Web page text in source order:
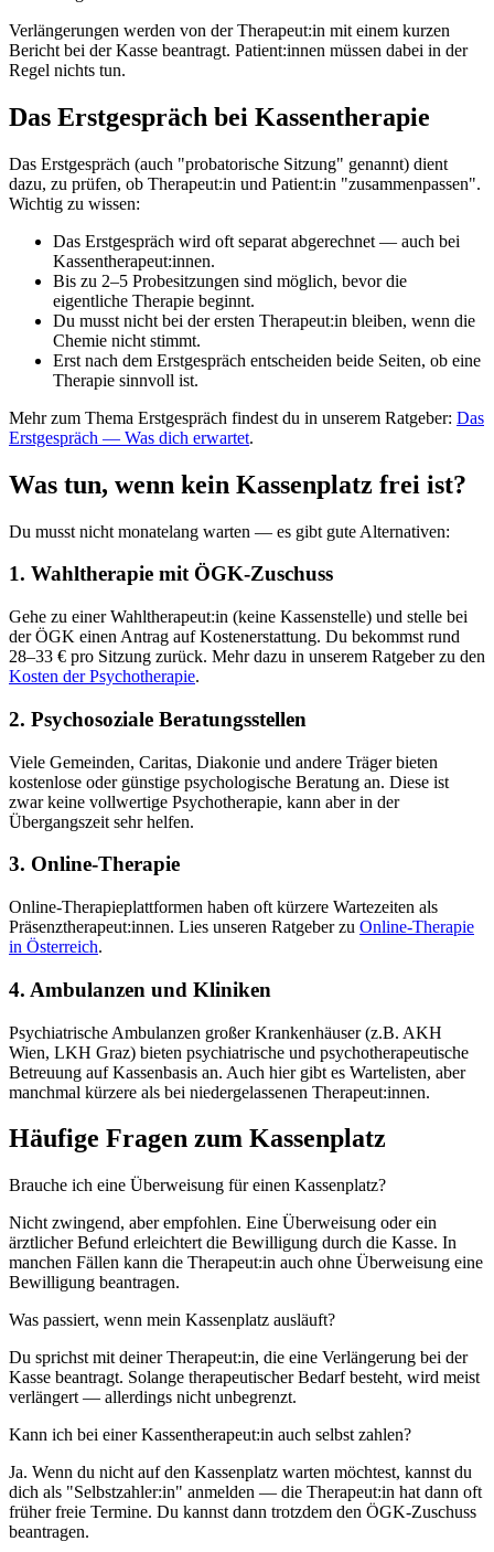
Verlängerungen werden von der Therapeut:in mit einem kurzen
Bericht bei der Kasse beantragt. Patient:innen müssen dabei in der
Regel nichts tun.
Das Erstgespräch bei Kassentherapie
Das Erstgespräch (auch "probatorische Sitzung" genannt) dient
dazu, zu prüfen, ob Therapeut:in und Patient:in "zusammenpassen".
Wichtig zu wissen:
Das Erstgespräch wird oft separat abgerechnet — auch bei
Kassentherapeut:innen.
Bis zu 2–5 Probesitzungen sind möglich, bevor die
eigentliche Therapie beginnt.
Du musst nicht bei der ersten Therapeut:in bleiben, wenn die
Chemie nicht stimmt.
Erst nach dem Erstgespräch entscheiden beide Seiten, ob eine
Therapie sinnvoll ist.
Mehr zum Thema Erstgespräch findest du in unserem Ratgeber: Das
Erstgespräch — Was dich erwartet.
Was tun, wenn kein Kassenplatz frei ist?
Du musst nicht monatelang warten — es gibt gute Alternativen:
1. Wahltherapie mit ÖGK-Zuschuss
Gehe zu einer Wahltherapeut:in (keine Kassenstelle) und stelle bei
der ÖGK einen Antrag auf Kostenerstattung. Du bekommst rund
28–33 € pro Sitzung zurück. Mehr dazu in unserem Ratgeber zu den
Kosten der Psychotherapie.
2. Psychosoziale Beratungsstellen
Viele Gemeinden, Caritas, Diakonie und andere Träger bieten
kostenlose oder günstige psychologische Beratung an. Diese ist
zwar keine vollwertige Psychotherapie, kann aber in der
Übergangszeit sehr helfen.
3. Online-Therapie
Online-Therapieplattformen haben oft kürzere Wartezeiten als
Präsenztherapeut:innen. Lies unseren Ratgeber zu Online-Therapie
in Österreich.
4. Ambulanzen und Kliniken
Psychiatrische Ambulanzen großer Krankenhäuser (z.B. AKH
Wien, LKH Graz) bieten psychiatrische und psychotherapeutische
Betreuung auf Kassenbasis an. Auch hier gibt es Wartelisten, aber
manchmal kürzere als bei niedergelassenen Therapeut:innen.
Häufige Fragen zum Kassenplatz
Brauche ich eine Überweisung für einen Kassenplatz?
Nicht zwingend, aber empfohlen. Eine Überweisung oder ein
ärztlicher Befund erleichtert die Bewilligung durch die Kasse. In
manchen Fällen kann die Therapeut:in auch ohne Überweisung eine
Bewilligung beantragen.
Was passiert, wenn mein Kassenplatz ausläuft?
Du sprichst mit deiner Therapeut:in, die eine Verlängerung bei der
Kasse beantragt. Solange therapeutischer Bedarf besteht, wird meist
verlängert — allerdings nicht unbegrenzt.
Kann ich bei einer Kassentherapeut:in auch selbst zahlen?
Ja. Wenn du nicht auf den Kassenplatz warten möchtest, kannst du
dich als "Selbstzahler:in" anmelden — die Therapeut:in hat dann oft
früher freie Termine. Du kannst dann trotzdem den ÖGK-Zuschuss
beantragen.